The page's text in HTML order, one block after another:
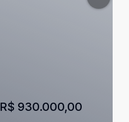
R$ 930.000,00